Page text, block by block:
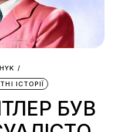
ІСТОРІЇ
БУВ